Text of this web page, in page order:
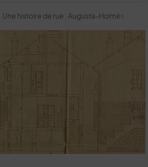
Une histoire de rue : Augusta-Holmès
Une histoire de rue : Augusta-